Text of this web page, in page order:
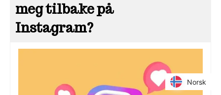
meg tilbake på
Instagram?
Norsk
Norsk